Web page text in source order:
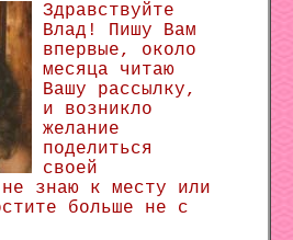
Здравствуйте
Влад! Пишу Вам
впервые, около
месяца читаю
Вашу рассылку,
и возникло
желание
поделиться
своей
знаю к месту или
больше не с